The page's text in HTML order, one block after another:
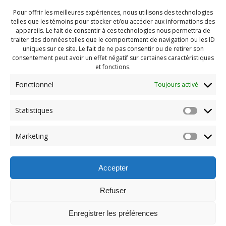
Pour offrir les meilleures expériences, nous utilisons des technologies
telles que les témoins pour stocker et/ou accéder aux informations des
appareils. Le fait de consentir à ces technologies nous permettra de
traiter des données telles que le comportement de navigation ou les ID
uniques sur ce site. Le fait de ne pas consentir ou de retirer son
consentement peut avoir un effet négatif sur certaines caractéristiques
et fonctions.
Fonctionnel Toujours activé
Statistiques
Marketing
Accepter
Refuser
Enregistrer les préférences
Navigation
de
l'article
Previous
Camp automne (19)
© 2026 Maison des Jeunes de Boucherville.